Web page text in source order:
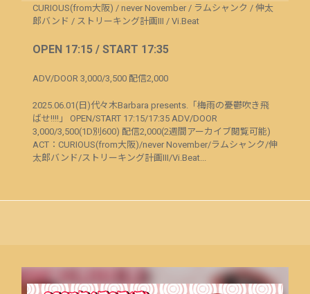
CURIOUS(from大阪) / never November / ラムシャンク / 伸太
郎バンド / ストリーキング計画III / Vi.Beat
OPEN 17:15 / START 17:35
ADV/DOOR 3,000/3,500 配信2,000
2025.06.01(日)代々木Barbara presents.「梅雨の憂鬱吹き飛
ばせ!!!!」 OPEN/START 17:15/17:35 ADV/DOOR
3,000/3,500(1D別600) 配信2,000(2週間アーカイブ閲覧可能)
ACT：CURIOUS(from大阪)/never November/ラムシャンク/伸
太郎バンド/ストリーキング計画III/Vi.Beat...